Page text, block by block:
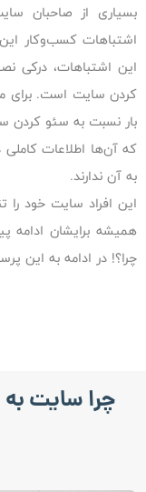
بسیاری از صاحبان
اشتباهات کسب‌وکار
این اشتباهات، درکی
کردن سایت است. برای
بار نسبت به سئو کردن
که آن‌ها اطلاعات
به آن ندارند.
این افراد سایت خود را
همیشه برایشان ادامه
چرا؟! در ادامه به این
چرا سایت